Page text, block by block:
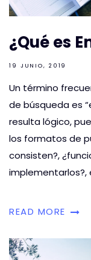
¿Qué es
19 JUNIO, 2019
Un término
de búsqueda es
resulta lógico,
los formatos de
consisten?,
implementarlos?,
READ MORE